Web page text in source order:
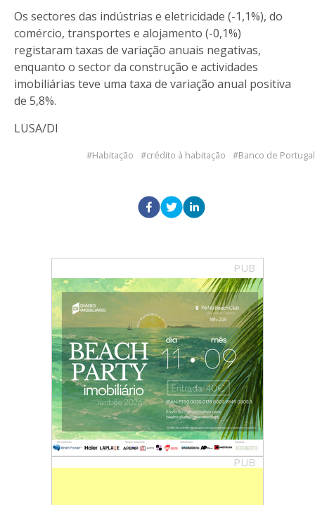
Os sectores das indústrias e eletricidade (-1,1%), do
comércio, transportes e alojamento (-0,1%)
registaram taxas de variação anuais negativas,
enquanto o sector da construção e actividades
imobiliárias teve uma taxa de variação anual positiva
de 5,8%.
LUSA/DI
Habitação crédito à habitação Banco de Portugal
PUB
PUB